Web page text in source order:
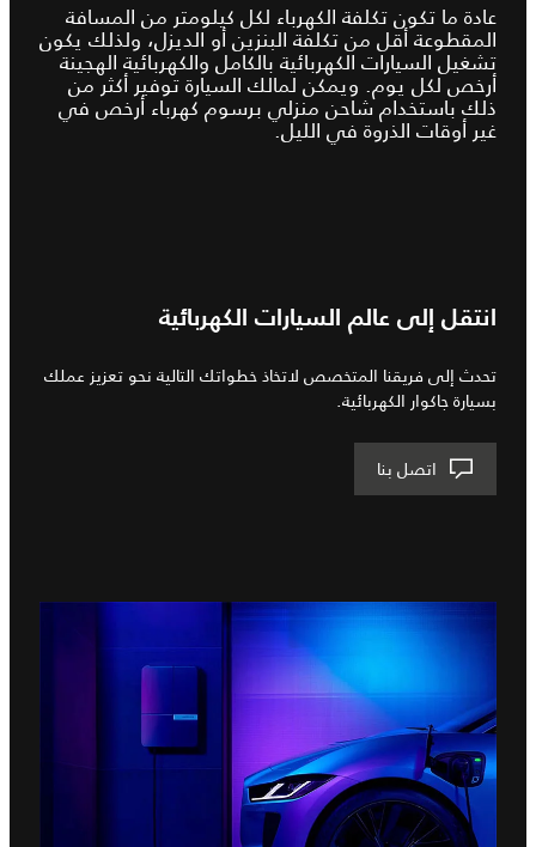
عادة ما تكون تكلفة الكهرباء لكل كيلومتر من المسافة
المقطوعة أقل من تكلفة البنزين أو الديزل، ولذلك يكون
تشغيل السيارات الكهربائية بالكامل والكهربائية الهجينة
أرخص لكل يوم. ويمكن لمالك السيارة توفير أكثر من
ذلك باستخدام شاحن منزلي برسوم كهرباء أرخص في
غير أوقات الذروة في الليل.
انتقل إلى عالم السيارات الكهربائية
تحدث إلى فريقنا المتخصص لاتخاذ خطواتك التالية نحو تعزيز عملك
بسيارة جاكوار الكهربائية.
اتصل بنا